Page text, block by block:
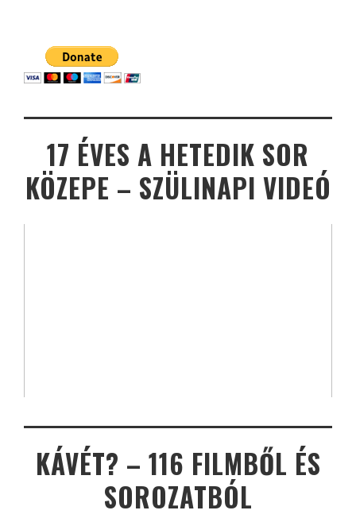
17 ÉVES A HETEDIK SOR
KÖZEPE – SZÜLINAPI VIDEÓ
KÁVÉT? – 116 FILMBŐL ÉS
SOROZATBÓL